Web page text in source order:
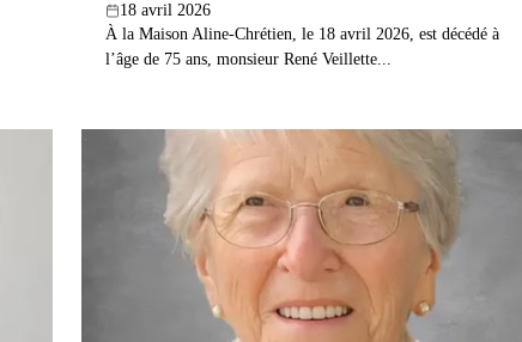
18 avril 2026
À la Maison Aline-Chrétien, le 18 avril 2026, est décédé à
l’âge de 75 ans, monsieur René Veillette...